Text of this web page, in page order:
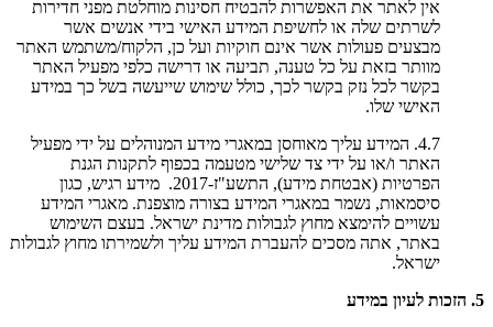
אין לאתר את האפשרות להבטיח חסינות מוחלטת מפני חדירות
לשרתים שלה או לחשיפת המידע האישי בידי אנשים אשר
מבצעים פעולות אשר אינם חוקיות ועל כן, הלקוח/משתמש האתר
מוותר בזאת על כל טענה, תביעה או דרישה כלפי מפעיל האתר
בקשר לכל נזק בקשר לכך, כולל שימוש שייעשה בשל כך במידע
האישי שלו.
4.7. המידע עליך מאוחסן במאגרי מידע המנוהלים על ידי מפעיל
האתר ו/או על ידי צד שלישי מטעמה בכפוף לתקנות הגנת
הפרטיות (אבטחת מידע), התשע"ז-2017. מידע רגיש, כגון
סיסמאות, נשמר במאגרי המידע בצורה מוצפנת. מאגרי המידע
עשויים להימצא מחוץ לגבולות מדינת ישראל. בעצם השימוש
באתר, אתה מסכים להעברת המידע עליך ולשמירתו מחוץ לגבולות
ישראל.
5. הזכות לעיון במידע